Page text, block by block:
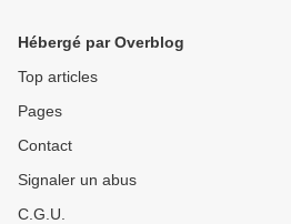
Hébergé par Overblog
Top articles
Pages
Contact
Signaler un abus
C.G.U.